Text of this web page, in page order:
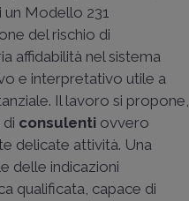
Modello 231
del rischio di
affidabilità nel sistema
e interpretativo utile a
Il lavoro si propone,
consulenti ovvero
delicate attività. Una
delle indicazioni
qualificata, capace di